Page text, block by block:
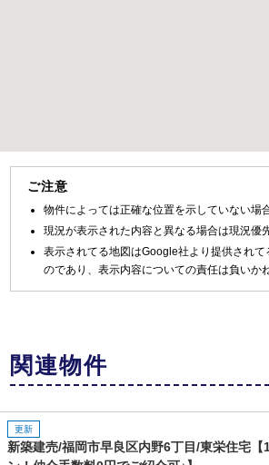
ご注意
物件によっては正確な位置を示していない場
現況が表示された内容と異なる場合は現況優
表示されてる地図はGoogle社より提供されて
のであり、表示内容についての責任は負いか
関連物件
更新
新築建売/福岡市早良区内野6丁目/東栄住宅【